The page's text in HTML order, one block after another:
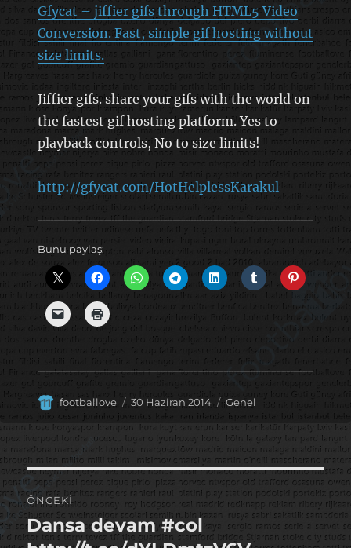
Gfycat – jiffier gifs through HTML5 Video
Conversion. Fast, simple gif hosting without
size limits.
Jiffier gifs. share your gifs with the world on
the fastest gif hosting platform. Yes to
playback controls, No to size limits!
http://gfycat.com/HotHelplessKarakul
Bunu paylaş:
Yazar
footballove
Yayın
tarihi
30 Haziran 2014 Kategoriler
Genel
Yazı
gezinmesi
ÖNCEKI
Önceki
Dansa devam #col